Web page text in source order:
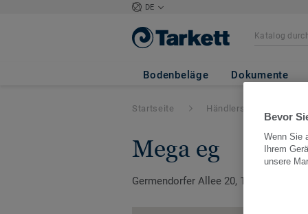
DE
Bodenbeläge Dokumente
Startseite Händlersuche
mega eg
Germendorfer Allee 20, 16515,
Bevor
Wenn Sie
Ihrem
unsere